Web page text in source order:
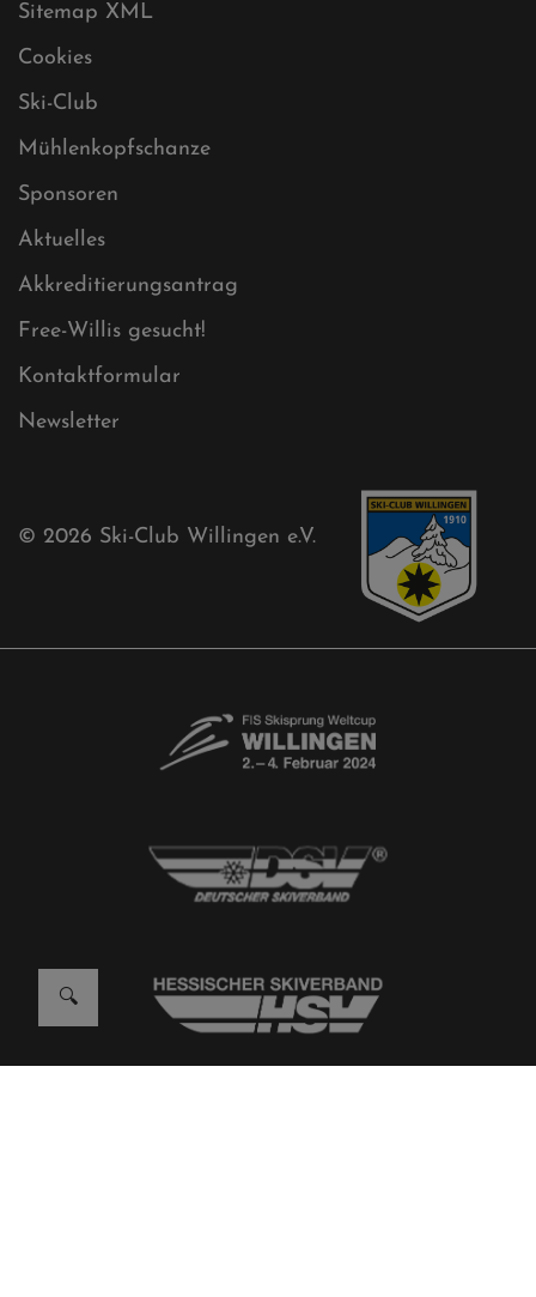
Sitemap XML
Cookies
Ski-Club
Mühlenkopfschanze
Sponsoren
Aktuelles
Akkreditierungsantrag
Free-Willis gesucht!
Kontaktformular
Newsletter
© 2026 Ski-Club Willingen e.V.